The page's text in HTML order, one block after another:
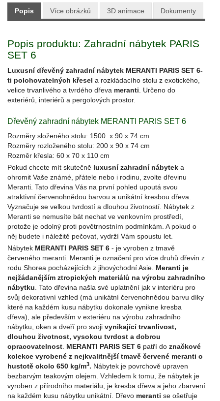
Popis Více obrázků 3D animace Dokumenty
Popis produktu: Zahradní nábytek PARIS
SET 6
Luxusní dřevěný zahradní nábytek MERANTI PARIS SET 6-
ti polohovatelných křesel a rozkládacího stolu z exotického,
velice trvanlivého a tvrdého dřeva meranti . Určeno do
exteriérů, interiérů a pergolových prostor.
Dřevěný zahradní nábytek MERANTI PARIS SET 6
Rozměry složeného stolu: 1500 x 90 x 74 cm
Rozměry rozloženého stolu: 200 x 90 x 74 cm
Rozměr křesla: 60 x 70 x 110 cm
Pokud chcete mít skutečně luxusní zahradní nábytek a
ohromit Vaše známé, přátele nebo i rodinu, zvolte dřevinu
Meranti. Tato dřevina Vás na první pohled upoutá svou
atraktivní červenohnědou barvou a unikátní kresbou dřeva.
Vyznačuje se velkou tvrdostí a dlouhou životností. Nábytek z
Meranti se nemusíte bát nechat ve venkovním prostředí,
protože je odolný proti povětrnostním podmínkám. A pokud o
něj budete i náležitě pečovat, vydrží Vám spoustu let.
Nábytek MERANTI PARIS SET 6 - je vyroben z tmavě
červeného meranti. Meranti je označení pro více druhů dřevin z
rodu Shorea pocházejících z jihovýchodní Asie. Meranti je
nejžádanějším ztropických materiálů na výrobu zahradního
nábytku . Tato dřevina našla své uplatnění jak v interiéru pro
svůj dekorativní vzhled (má unikátní červenohnědou barvu díky
které na každém kusu nábytku dokonale vynikne kresba
dřeva), ale především v exteriéru na výrobu zahradního
nábytku, oken a dveří pro svoji vynikající trvanlivost,
dlouhou životnost, vysokou tvrdost a dobrou
opracovatelnost MERANTI PARIS SET 6 patří do značkové
kolekce vyrobené z nejkvalitnější tmavě červené meranti o
hustotě okolo 650 kg/m3. Nábytek je povrchově upraven
bezbarvým teakovým olejem. Vzhledem k tomu, že nábytek je
vyroben z přírodního materiálu, je kresba dřeva a jeho zbarvení
na každém kusu nábytku unikátní. Dřevo meranti se ošetřuje